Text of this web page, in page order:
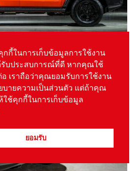
กกี้ในการเก็บข้อมูลการใช้งาน
บประสบการณ์ที่ดี หากคุณใช้
อ เราถือว่าคุณยอมรับการใช้งาน
บายความเป็นส่วนตัว แต่ถ้าคุณ
ใช้คุกกี้ในการเก็บข้อมูล
ยอมรับ